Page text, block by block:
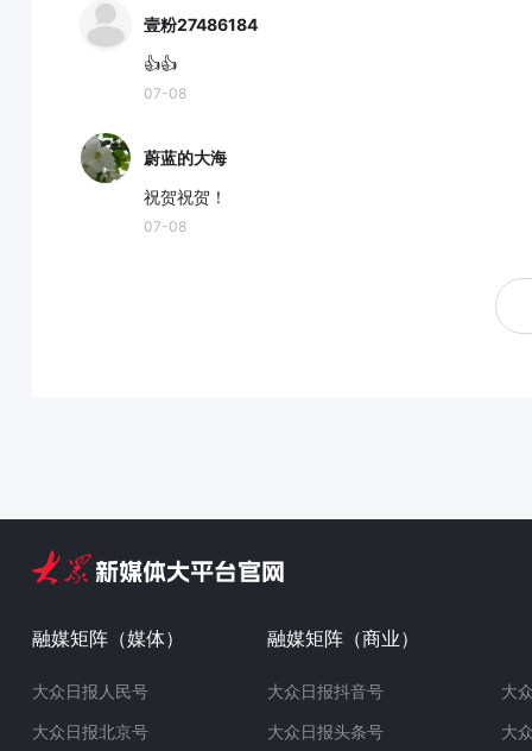
壹粉27486184
👍👍
07-08
蔚蓝的大海
祝贺祝贺！
07-08
融媒矩阵（媒体）
大众日报人民号
大众日报北京号
融媒矩阵（商业）
大众日报抖音号
大众日报头条号
大
大